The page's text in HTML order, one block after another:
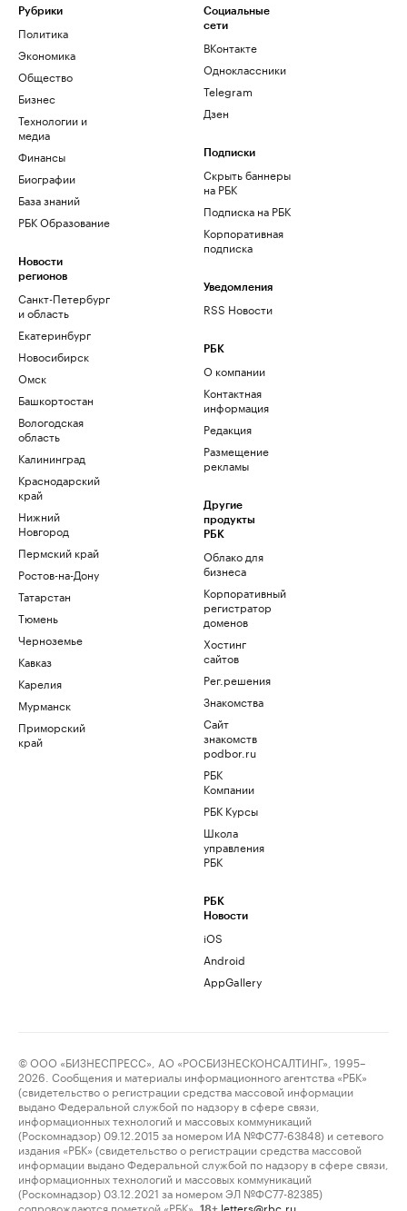
Рубрики
Политика
Экономика
Общество
Бизнес
Технологии и
медиа
Финансы
Биографии
База знаний
РБК Образование
Новости
регионов
Санкт-Петербург
и область
Екатеринбург
Новосибирск
Омск
Башкортостан
Вологодская
область
Калининград
Краснодарский
край
Нижний
Новгород
Пермский край
Ростов-на-Дону
Татарстан
Тюмень
Черноземье
Кавказ
Карелия
Мурманск
Приморский
край
Социальные
сети
ВКонтакте
Одноклассники
Telegram
Дзен
Подписки
Скрыть баннеры
на РБК
Подписка на РБК
Корпоративная
подписка
Уведомления
RSS Новости
РБК
О компании
Контактная
информация
Редакция
Размещение
рекламы
Другие
продукты
РБК
Облако для
бизнеса
Корпоративный
регистратор
доменов
Хостинг
сайтов
Рег.решения
Знакомства
Сайт
знакомств
podbor.ru
РБК
Компании
РБК Курсы
Школа
управления
РБК
РБК
Новости
iOS
Android
AppGallery
© ООО «БИЗНЕСПРЕСС», АО «РОСБИЗНЕСКОНСАЛТИНГ», 1995–
2026. Сообщения и материалы информационного агентства «РБК»
(свидетельство о регистрации средства массовой информации
выдано Федеральной службой по надзору в сфере связи,
информационных технологий и массовых коммуникаций
(Роскомнадзор) 09.12.2015 за номером ИА №ФС77-63848) и сетевого
издания «РБК» (свидетельство о регистрации средства массовой
информации выдано Федеральной службой по надзору в сфере связи,
информационных технологий и массовых коммуникаций
(Роскомнадзор) 03.12.2021 за номером ЭЛ №ФС77-82385)
сопровождаются пометкой «РБК».
letters@rbc.ru